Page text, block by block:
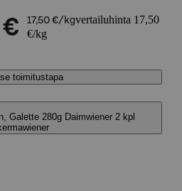
€ 17,50 €/kgvertailuhinta 17,50
€/kg
toimitustapa
Galette 280g Daimwiener 2 kpl